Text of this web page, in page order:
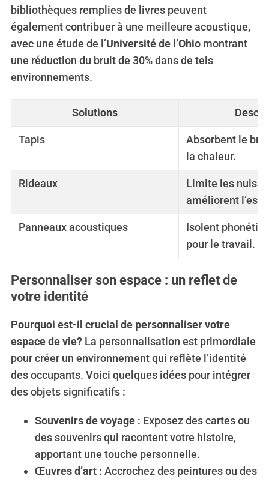
bibliothèques remplies de livres peuvent
également contribuer à une meilleure acoustique,
avec une étude de l’Université de l’Ohiomontrant
une réduction du bruit de 30% dans de tels
environnements.
Solutions
Tapis
Absorbent le
la chaleur.
Rideaux
Limite les
améliorent
Panneaux acoustiques
Isolent
pour le travail.
Personnaliser son espace : un reflet de
votre identité
Pourquoi est-il crucial de personnaliser votre
espace de vie?La personnalisation est primordiale
pour créer un environnement qui reflète l’identité
des occupants. Voici quelques idées pour intégrer
des objets significatifs :
Souvenirs de voyage: Exposez des cartes ou
des souvenirs qui racontent votre histoire,
apportant une touche personnelle.
Œuvres d’art: Accrochez des peintures ou des